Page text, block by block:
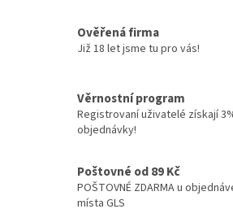
Ověřená firma
Již 18 let jsme tu pro vás!
Věrnostní program
Registrovaní uživatelé získají
objednávky!
Poštovné od 89 Kč
POŠTOVNÉ ZDARMA u
místa GLS